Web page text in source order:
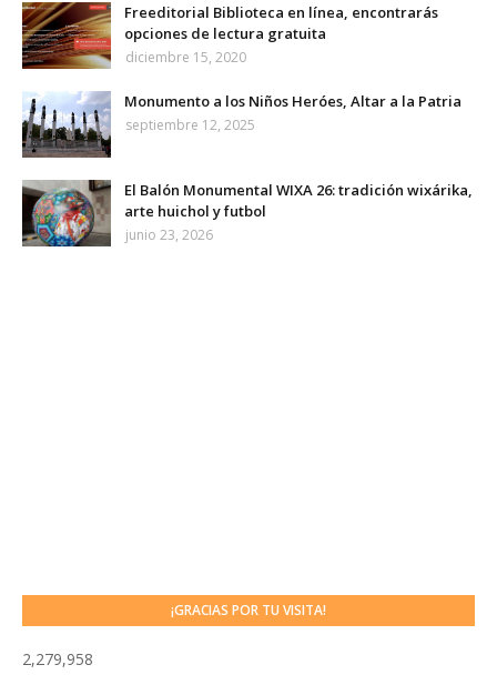
Freeditorial Biblioteca en línea, encontrarás
opciones de lectura gratuita
diciembre 15, 2020
Monumento a los Niños Heróes, Altar a la Patria
septiembre 12, 2025
El Balón Monumental WIXA 26: tradición wixárika,
arte huichol y futbol
junio 23, 2026
¡GRACIAS POR TU VISITA!
2,279,958